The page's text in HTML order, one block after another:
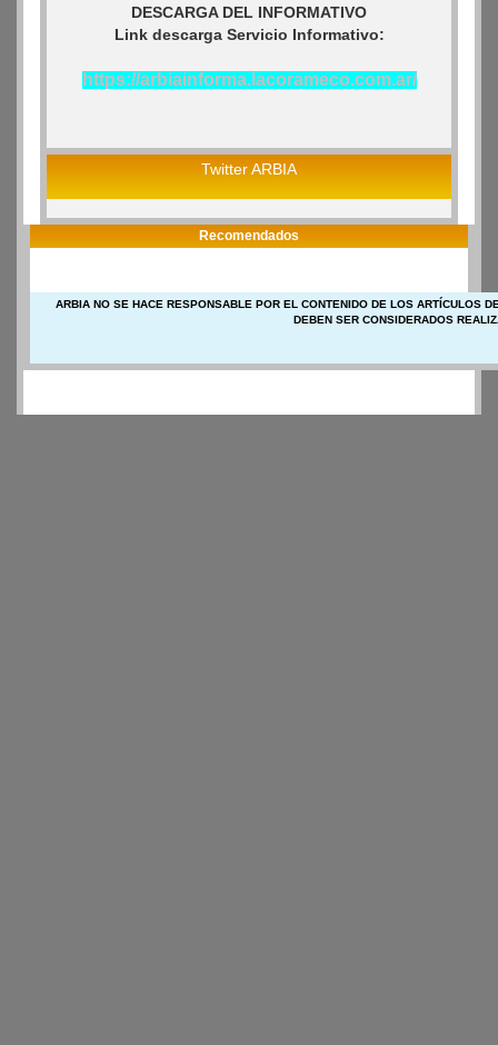
DESCARGA DEL INFORMATIVO
Link descarga Servicio Informativo:
https://arbiainforma.lacorameco.com.ar/
Twitter ARBIA
Recomendados
ARBIA NO SE HACE RESPONSABLE POR EL CONTENIDO DE LOS ARTÍCULOS
DEBEN SER CONSIDERADOS